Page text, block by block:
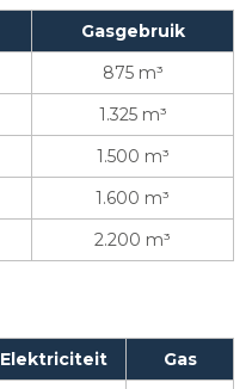
Gasgebruik
875 m³
1.325 m³
1.500 m³
1.600 m³
2.200 m³
Elektriciteit
Gas